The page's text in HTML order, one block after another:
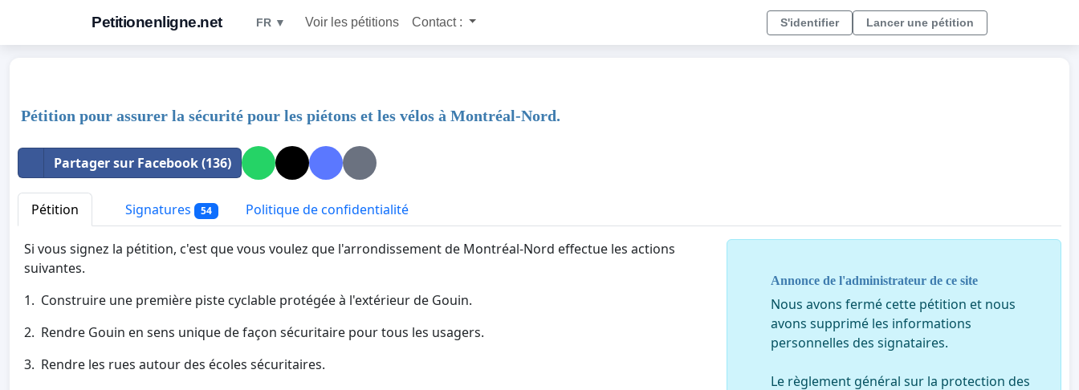
Petitionenligne.net FR ▼ Voir les pétitions Contact : S'identifier Lancer une pétition
Pétition pour assurer la sécurité pour les piétons et les vélos à Montréal-Nord.
Partager sur Facebook (136)
Pétition Signatures 54 Politique de confidentialité
Si vous signez la pétition, c'est que vous voulez que l'arrondissement de Montréal-Nord effectue les actions
suivantes.
1. Construire une première piste cyclable protégée à l'extérieur de Gouin.
2. Rendre Gouin en sens unique de façon sécuritaire pour tous les usagers.
3. Rendre les rues autour des écoles sécuritaires.
Annonce de l'administrateur de ce site
Nous avons fermé cette pétition et nous
avons supprimé les informations
personnelles des signataires.
Le règlement général sur la protection des